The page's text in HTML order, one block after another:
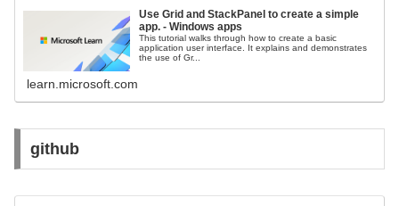
Use Grid and StackPanel to create a simple
app. - Windows apps
This tutorial walks through how to create a basic
application user interface. It explains and demonstrates
the use of Gr...
learn.microsoft.com
github